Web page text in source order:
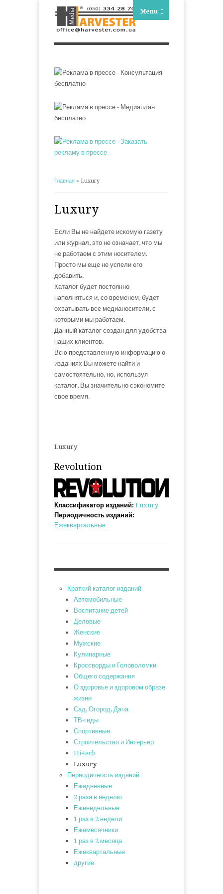
Menu
Главная » Luxury
Luxury
Если Вы не найдете искомую газету
или журнал, это не означает, что мы
не работаем с этим носителем.
Просто мы еще не успели его
добавить.
Каталог будет постоянно
наполняться и, со временем, будет
охватывать все медианосители, с
которыми мы работаем.
Данный каталог создан для удобства
наших клиентов.
Всю представленную информацию о
изданиях Вы можете найти и
самостоятельно, но, используя
каталог, Вы значительно сэкономите
свое время.
Luxury
Revolution
Классификатор изданий: Luxury
Периодичность изданий:
Ежеквартальные
Краткий каталог изданий
Автомобильные
Воспитание детей
Деловые
Женские
Мужские
Кулинарные
Кроссворды и Головоломки
Общего содержания
О здоровье и здоровом образе
жизни
Сад, Огород, Дача
ТВ-гиды
Спортивные
Строительство и Интерьер
Hi-tech
Luxury
Периодичность изданий
Ежедневные
2 раза в неделю
Еженедельные
1 раз в 2 недели
Ежемесячники
1 раз в 2 месяца
Ежеквартальные
другие